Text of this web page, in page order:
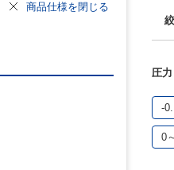
商品仕様を閉じる
圧
-
0